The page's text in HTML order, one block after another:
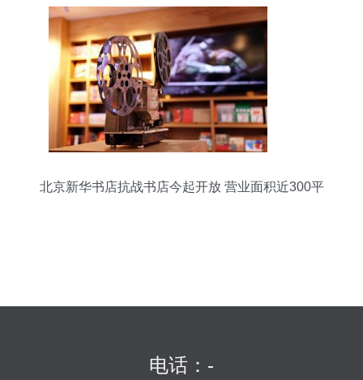
北京新华书店抗战书店今起开放 营业面积近300平
电话：-